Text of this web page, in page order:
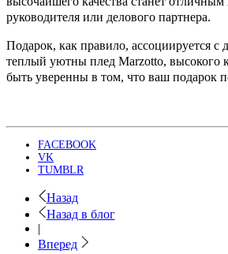
руководителя или делового партнера.
Подарок, как правило, ассоциируется с
теплый уютны плед Marzotto, высокого
быть уверенны в том, что ваш подарок
FACEBOOK
VK
TUMBLR
Назад
Назад в блог
|
Вперед